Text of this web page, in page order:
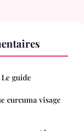
guide
curcuma visage